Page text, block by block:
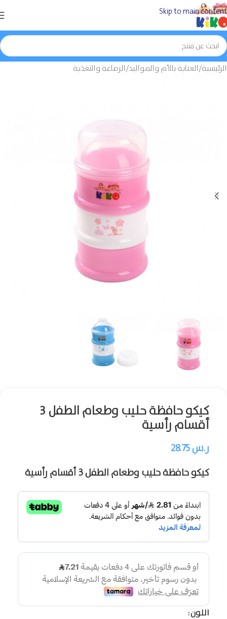
Skip to main content
الرئيسية/العناية بالأم والمواليد/الرضاعة والتغذية
كيكو حافظة حليب وطعام الطفل 3
أقسام رأسية
ر.س
كيكو حافظة حليب وطعام الطفل 3 أقسام رأسية
اللون